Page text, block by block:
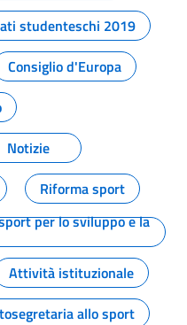
studenteschi 2019
Consiglio d'Europa
Notizie
Riforma sport
per lo sviluppo e la
Attività istituzionale
allo sport